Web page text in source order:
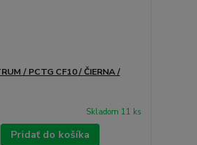
/ PCTG CF10 / ČIERNA /
Skladom 11 ks
Pridať do košíka